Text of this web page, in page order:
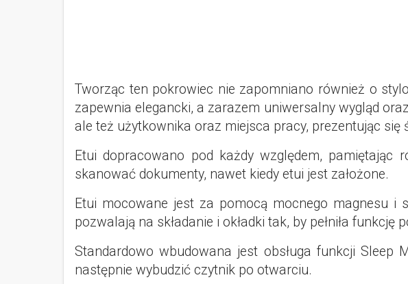
Tworząc ten pokrowiec nie zapomniano również o
zapewnia elegancki, a zarazem uniwersalny wygląd
ale też użytkownika oraz miejsca pracy, prezentując
Etui dopracowano pod każdy względem,
skanować dokumenty, nawet kiedy etui jest założone.
Etui mocowane jest za pomocą mocnego magnesu i
pozwalają na składanie i okładki tak, by pełniła
Standardowo wbudowana jest obsługa funkcji Sleep
następnie wybudzić czytnik po otwarciu.